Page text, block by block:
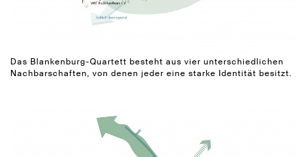
Das Blankenburg-Quartett besteht aus vier unterschiedlichen
Nachbarschaften, von denen jeder eine starke Identität besitzt.